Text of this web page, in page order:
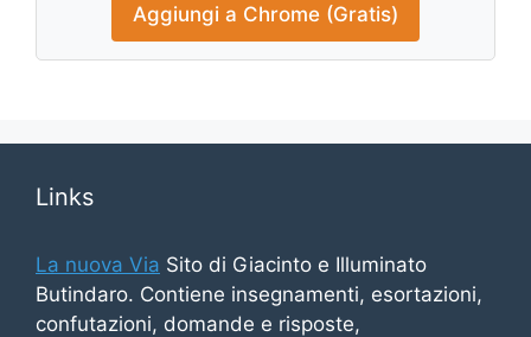
Aggiungi a Chrome (Gratis)
Links
La nuova Via Sito di Giacinto e Illuminato
Butindaro. Contiene insegnamenti, esortazioni,
confutazioni, domande e risposte,